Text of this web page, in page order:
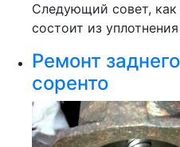
Следующий совет, как
состоит из
Ремонт
соренто